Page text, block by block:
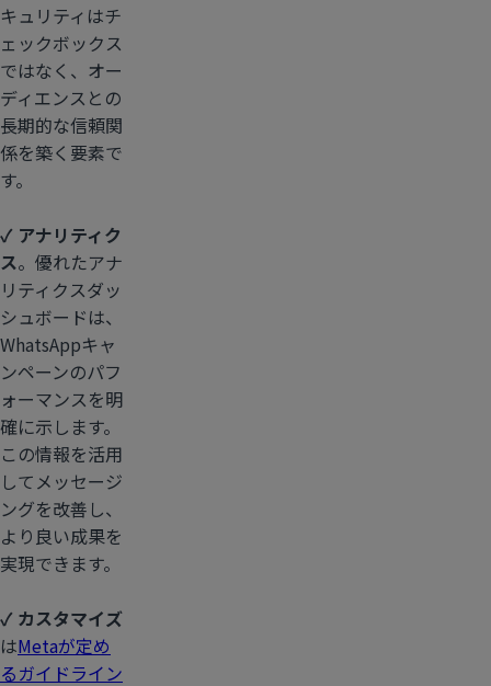
キュリティはチ
ェックボックス
ではなく、オー
ディエンスとの
長期的な信頼関
係を築く要素で
す。
✓ アナリティク
ス。優れたアナ
リティクスダッ
シュボードは、
WhatsAppキャ
ンペーンのパフ
ォーマンスを明
確に示します。
この情報を活用
してメッセージ
ングを改善し、
より良い成果を
実現できます。
✓ カスタマイズ
はMetaが定め
るガイドライン